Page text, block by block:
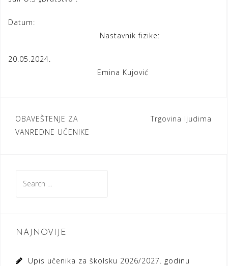
Datum:
Nastavnik fizike:
20.05.2024.
Emina Kujović
Post
navigation
OBAVEŠTENJE ZA
VANREDNE UČENIKE
Trgovina ljudima
for:
NAJNOVIJE
Upis učenika za školsku 2026/2027. godinu